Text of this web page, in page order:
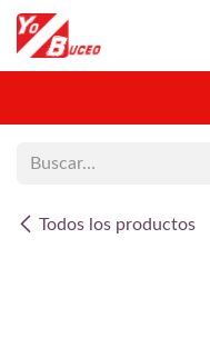
Ir al contenido
Todos los productos